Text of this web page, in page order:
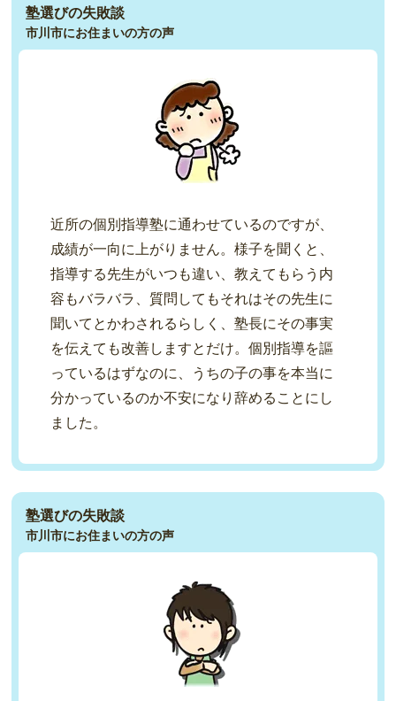
塾選びの失敗談
市川市にお住まいの方の声
近所の個別指導塾に通わせているのですが、
成績が一向に上がりません。様子を聞くと、
指導する先生がいつも違い、教えてもらう内
容もバラバラ、質問してもそれはその先生に
聞いてとかわされるらしく、塾長にその事実
を伝えても改善しますとだけ。個別指導を謳
っているはずなのに、うちの子の事を本当に
分かっているのか不安になり辞めることにし
ました。
塾選びの失敗談
市川市にお住まいの方の声